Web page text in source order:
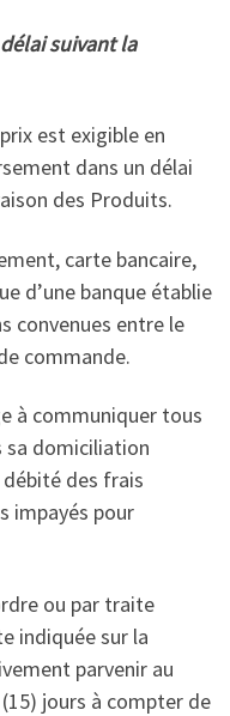
suivant la
est exigible en
dans un délai
des Produits.
carte bancaire,
d’une banque établie
convenues entre le
commande.
à communiquer tous
sa domiciliation
des frais
impayés pour
ou par traite
indiquée sur la
parvenir au
jours à compter de